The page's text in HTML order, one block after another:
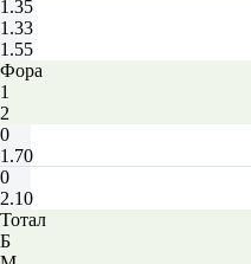
1.35
1.33
1.55
Фора
1
2
0
1.70
0
2.10
Тотал
Б